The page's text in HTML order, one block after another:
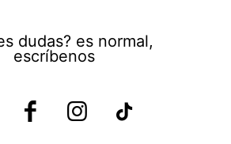
dudas? es normal,
escríbenos